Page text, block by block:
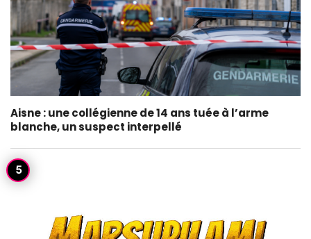
Aisne : une collégienne de 14 ans tuée à l’arme
blanche, un suspect interpellé